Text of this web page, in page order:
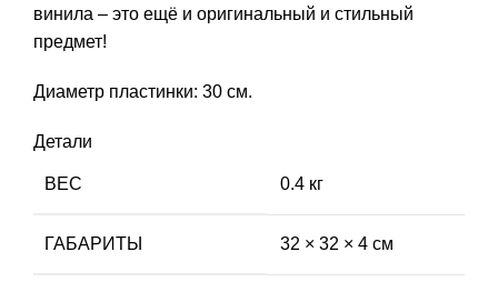
винила – это ещё и оригинальный и стильный
предмет!
Диаметр пластинки: 30 см.
Детали
ВЕС 0.4 кг
ГАБАРИТЫ 32 × 32 × 4 см